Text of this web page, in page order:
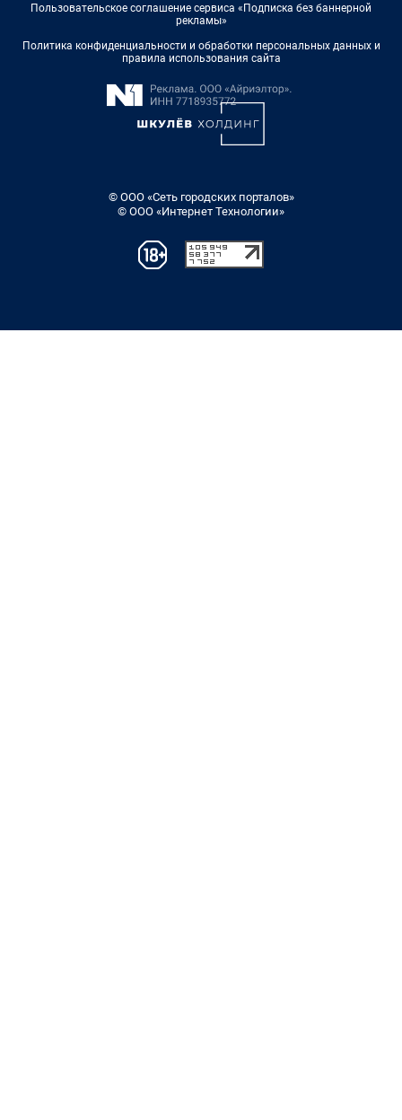
Пользовательское соглашение сервиса «Подписка без баннерной
рекламы»
Политика конфиденциальности и обработки персональных данных и
правила использования сайта
© ООО «Сеть городских порталов»
© ООО «Интернет Технологии»